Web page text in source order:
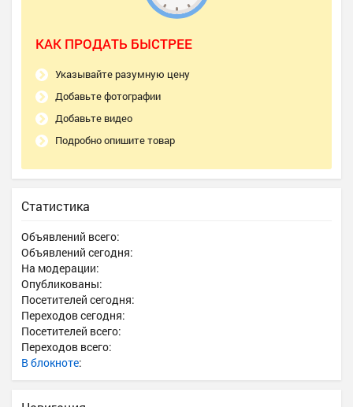
КАК ПРОДАТЬ БЫСТРЕЕ
Указывайте разумную цену
Добавьте фотографии
Добавьте видео
Подробно опишите товар
Статистика
Объявлений всего:
Объявлений сегодня:
На модерации:
Опубликованы:
Посетителей сегодня:
Переходов сегодня:
Посетителей всего:
Переходов всего:
В блокноте: